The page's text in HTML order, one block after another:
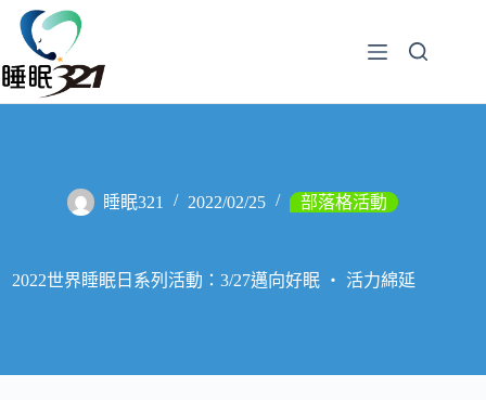
睡眠321 2022/02/25 部落格活動
2022世界睡眠日系列活動：3/27邁向好眠 ‧ 活力綿延